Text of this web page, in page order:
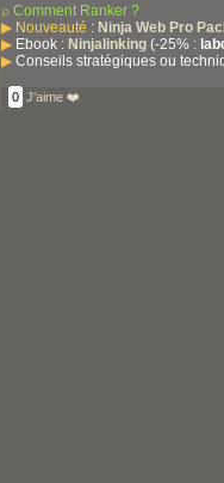
⌕ Comment Ranker ?
▶ Nouveauté : Ninja Web Pro
▶ Ebook : Ninjalinking (-25% :
▶ Conseils stratégiques ou
0 J'aime ❤️